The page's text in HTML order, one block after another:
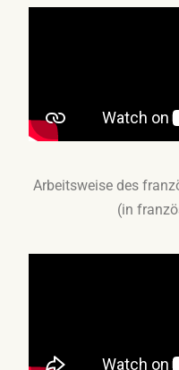
Arbeitsweise des
(in